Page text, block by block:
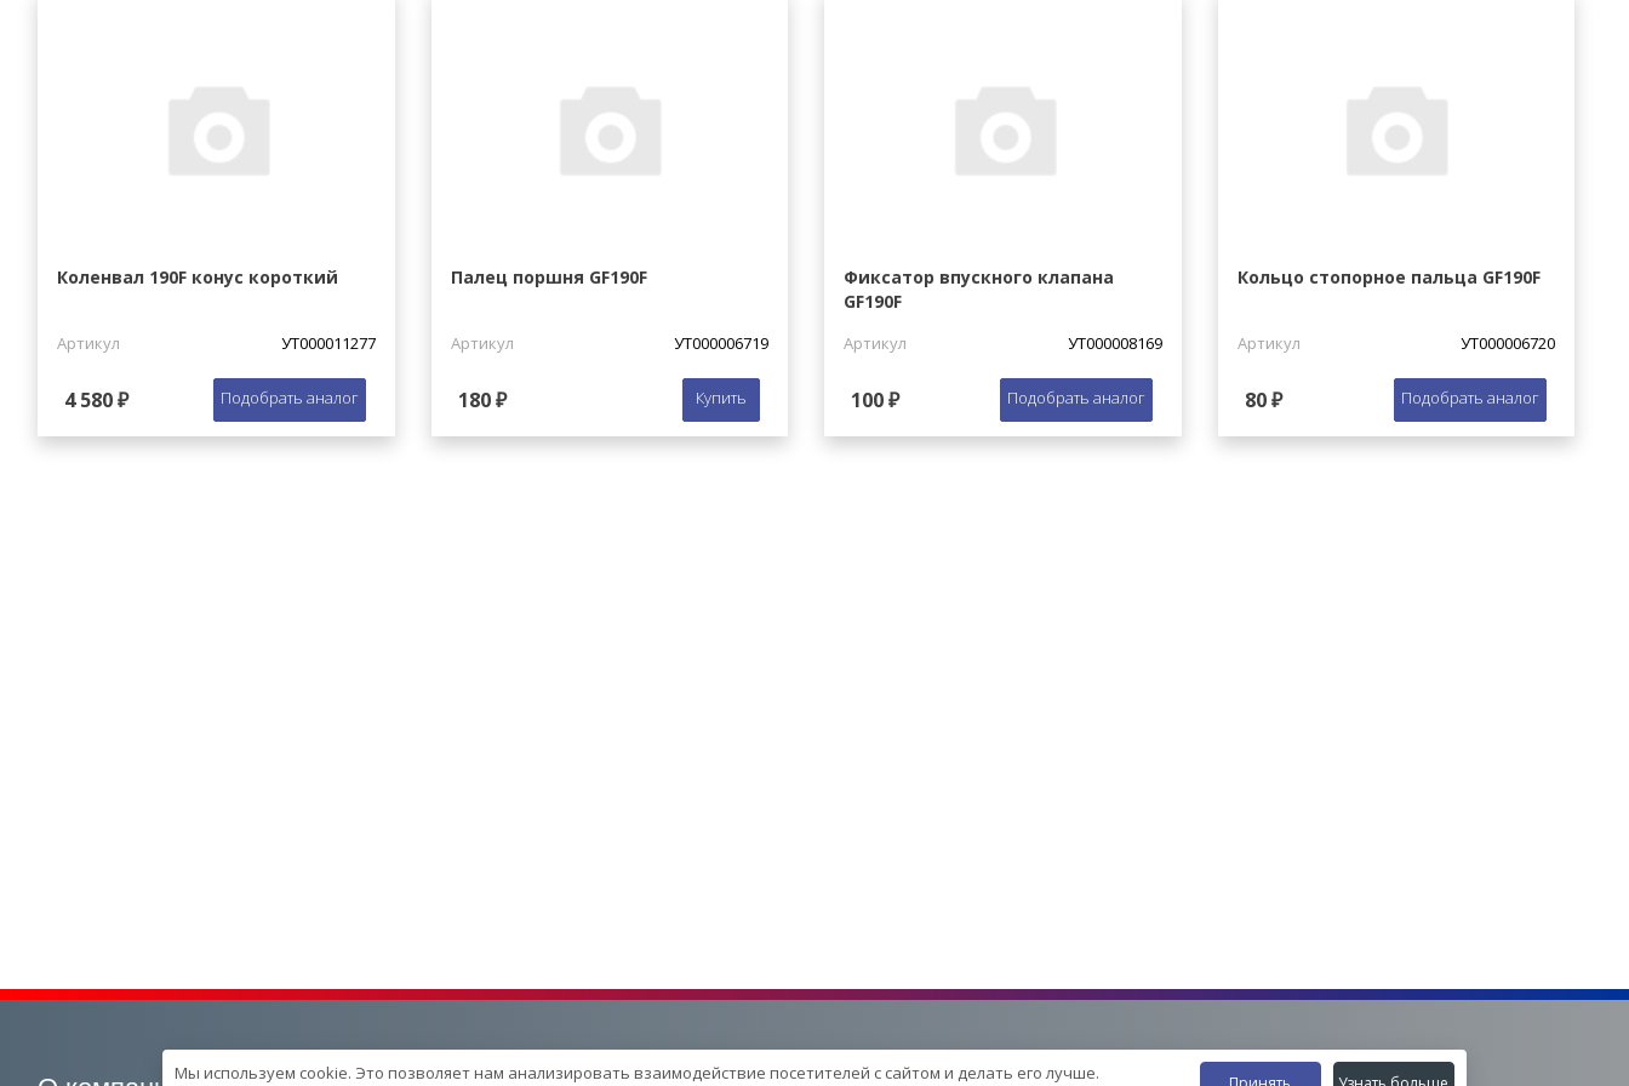
Коленвал 190F конус короткий
Артикул УТ000011277
4 580 ₽ Подобрать аналог
Палец поршня GF190F
Артикул УТ000006719
180 ₽ Купить
Фиксатор впускного клапана
GF190F
Артикул УТ000008169
100 ₽ Подобрать аналог
Кольцо стопорное пальца GF190F
Артикул УТ000006720
80 ₽ Подобрать аналог
Мы используем cookie. Это позволяет нам анализировать взаимодействие посетителей с сайтом и делать его лучше.